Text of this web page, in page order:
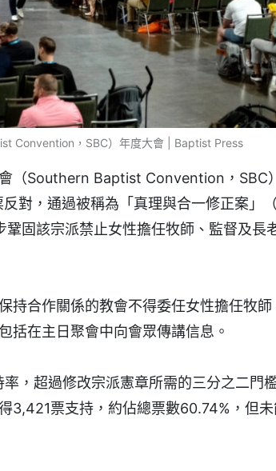
Convention，SBC）年度大會 | Baptist Press
（Southern Baptist Convention，SBC
對，通過被稱為「真理與合一修正案」
固該宗派禁止女性擔任牧師、監督及長
持合作關係的教會不得委任女性擔任牧師
括在主日聚會中向會眾傳講信息。
，超過修改宗派憲章所需的三分之二門
3,421票支持，約佔總票數60.74%，但未